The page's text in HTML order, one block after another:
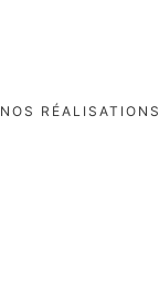
NOS RÉALISATIONS